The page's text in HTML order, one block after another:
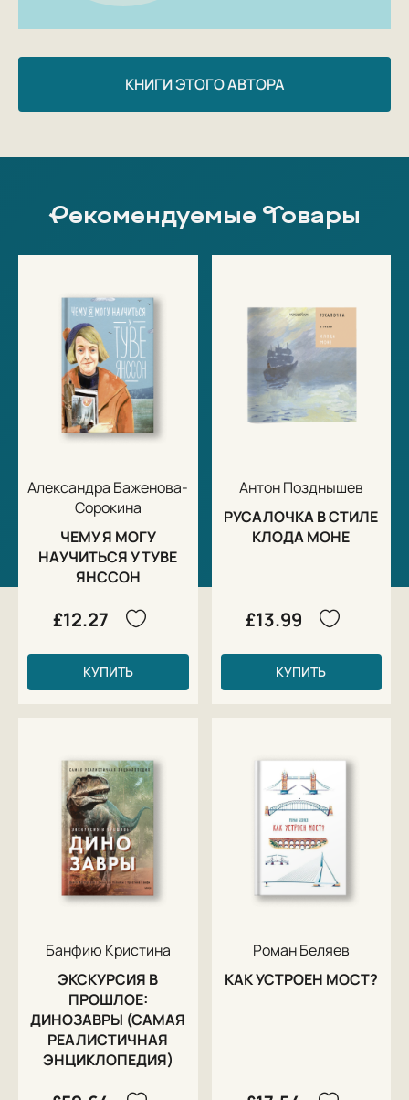
КНИГИ ЭТОГО АВТОРА
Рекомендуемые Товары
Александра Баженова-
Сорокина
ЧЕМУ Я МОГУ
НАУЧИТЬСЯ У ТУВЕ
ЯНССОН
£12.27
КУПИТЬ
Антон Позднышев
РУСАЛОЧКА В СТИЛЕ
КЛОДА МОНЕ
£13.99
КУПИТЬ
Банфию Кристина
ЭКСКУРСИЯ В
ПРОШЛОЕ:
ДИНОЗАВРЫ (САМАЯ
РЕАЛИСТИЧНАЯ
ЭНЦИКЛОПЕДИЯ)
Роман Беляев
КАК УСТРОЕН МОСТ?